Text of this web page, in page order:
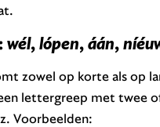
wél,lópen,áán,
zowel op korte als op
lettergreep met twee
Voorbeelden: